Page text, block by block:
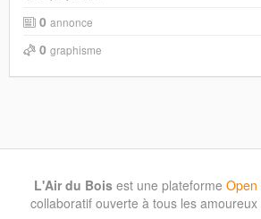
0 annonce
0 graphisme
L'Air du Bois est une plateforme Open
collaboratif ouverte à tous les amoureux